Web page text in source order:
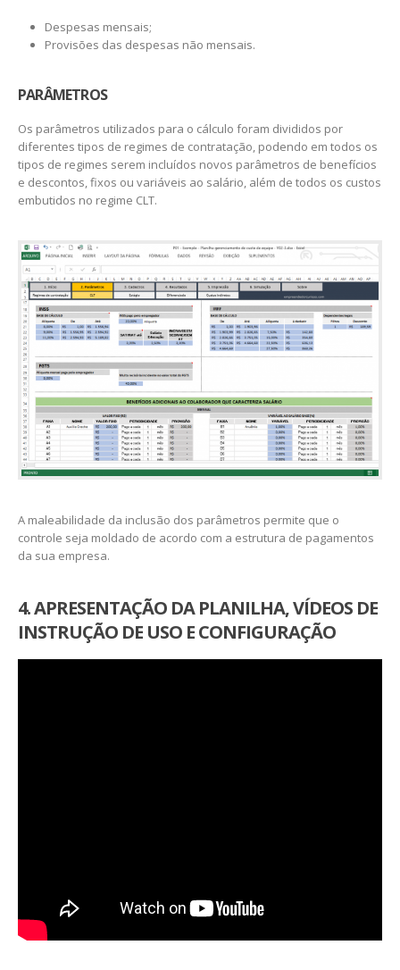
Despesas mensais;
Provisões das despesas não mensais.
PARÂMETROS
Os parâmetros utilizados para o cálculo foram divididos por
diferentes tipos de regimes de contratação, podendo em todos os
tipos de regimes serem incluídos novos parâmetros de benefícios
e descontos, fixos ou variáveis ao salário, além de todos os custos
embutidos no regime CLT.
A maleabilidade da inclusão dos parâmetros permite que o
controle seja moldado de acordo com a estrutura de pagamentos
da sua empresa.
4. APRESENTAÇÃO DA PLANILHA, VÍDEOS DE
INSTRUÇÃO DE USO E CONFIGURAÇÃO